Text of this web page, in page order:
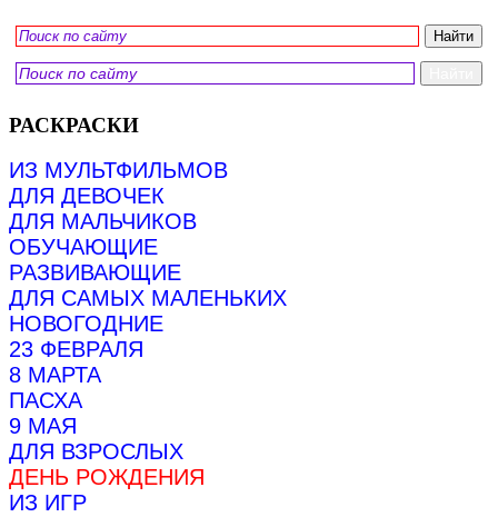
РАСКРАСКИ
ИЗ МУЛЬТФИЛЬМОВ
ДЛЯ ДЕВОЧЕК
ДЛЯ МАЛЬЧИКОВ
ОБУЧАЮЩИЕ
РАЗВИВАЮЩИЕ
ДЛЯ САМЫХ МАЛЕНЬКИХ
НОВОГОДНИЕ
23 ФЕВРАЛЯ
8 МАРТА
ПАСХА
9 МАЯ
ДЛЯ ВЗРОСЛЫХ
ДЕНЬ РОЖДЕНИЯ
ИЗ ИГР